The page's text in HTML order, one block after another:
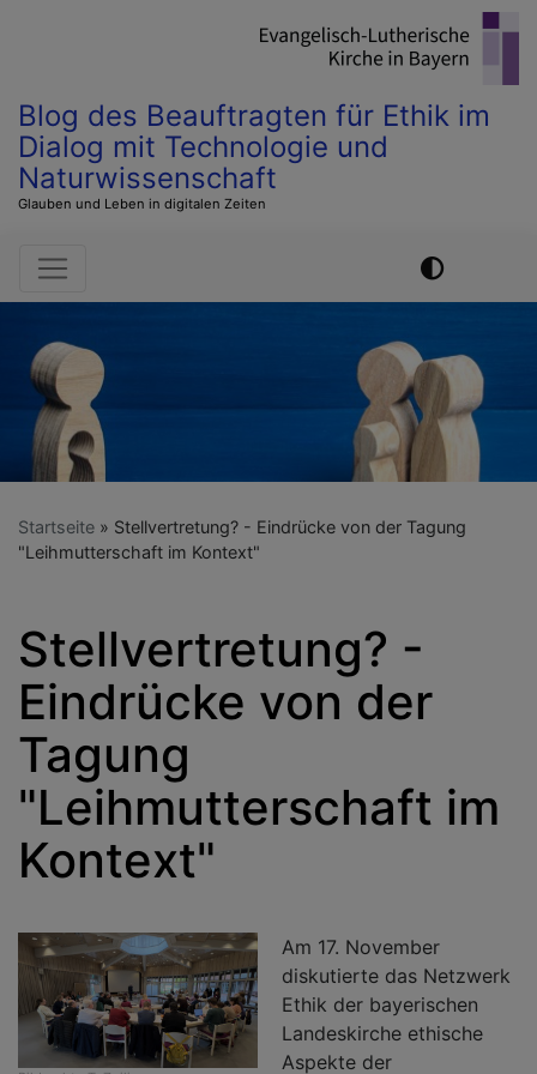
Blog des Beauftragten für Ethik im
Dialog mit Technologie und
Naturwissenschaft
Glauben und Leben in digitalen Zeiten
Hauptnavigation
Startseite
Stellvertretung? - Eindrücke von der Tagung
"Leihmutterschaft im Kontext"
Stellvertretung? -
Eindrücke von der
Tagung
"Leihmutterschaft im
Kontext"
Am 17. November
diskutierte das Netzwerk
Ethik der bayerischen
Landeskirche ethische
Aspekte der